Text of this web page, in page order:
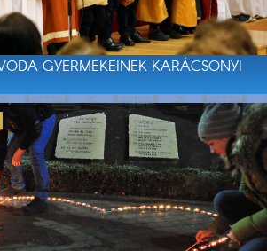
GYERMEKEINEK KARÁCSONYI